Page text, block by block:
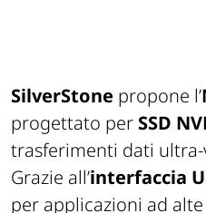
SilverStone propone l’
progettato per SSD
trasferimenti dati ultra-
Grazie all’interfaccia
per applicazioni ad